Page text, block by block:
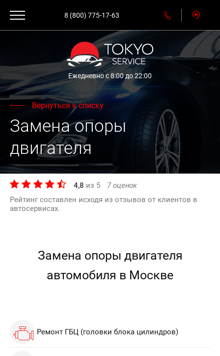
8 (800) 775-17-63
Ежедневно с 8:00 до 22:00
Вернуться к списку
Замена опоры
двигателя
4,8 из 5 7оценок
Рейтинг составлен исходя из отзывов от клиентов в
автосервисах.
Замена опоры двигателя
автомобиля в Москве
Ремонт ГБЦ (головки блока цилиндров)